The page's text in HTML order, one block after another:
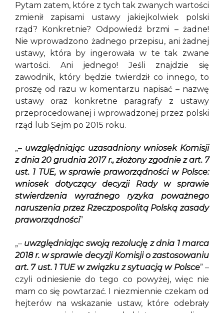
Pytam zatem, które z tych tak zwanych wartości
zmienił zapisami ustawy jakiejkolwiek polski
rząd? Konkretnie? Odpowiedź brzmi – żadne!
Nie wprowadzono żadnego przepisu, ani żadnej
ustawy, która by ingerowała w te tak zwane
wartości. Ani jednego! Jeśli znajdzie się
zawodnik, który będzie twierdził co innego, to
proszę od razu w komentarzu napisać – nazwę
ustawy oraz konkretne paragrafy z ustawy
przeprocedowanej i wprowadzonej przez polski
rząd lub Sejm po 2015 roku.
„– uwzględniając uzasadniony wniosek Komisji
z dnia 20 grudnia 2017 r., złożony zgodnie z art. 7
ust. 1 TUE, w sprawie praworządności w Polsce:
wniosek dotyczący decyzji Rady w sprawie
stwierdzenia wyraźnego ryzyka poważnego
naruszenia przez Rzeczpospolitą Polską zasady
praworządności”
„– uwzględniając swoją rezolucję z dnia 1 marca
2018 r. w sprawie decyzji Komisji o zastosowaniu
art. 7 ust. 1 TUE w związku z sytuacją w Polsce” –
czyli odniesienie do tego co powyżej, więc nie
mam co się powtarzać. I niezmiennie czekam od
hejterów na wskazanie ustaw, które odebrały